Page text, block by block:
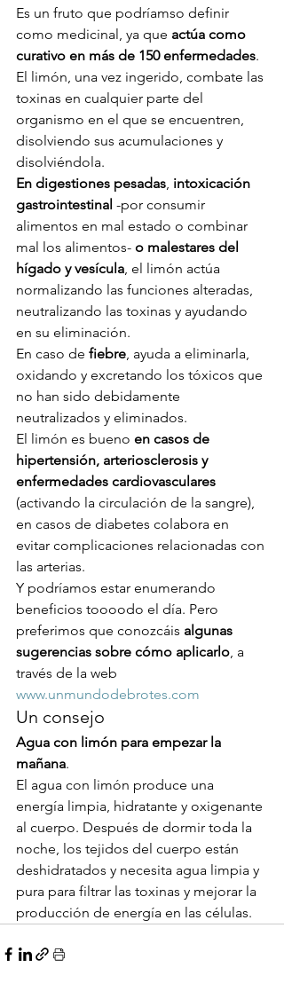
Es un fruto que podríamso definir
como medicinal, ya que actúa como
curativo en más de 150 enfermedades.
El limón, una vez ingerido, combate las
toxinas en cualquier parte del
organismo en el que se encuentren,
disolviendo sus acumulaciones y
disolviéndola.
En digestiones pesadas, intoxicación
gastrointestinal -por consumir
alimentos en mal estado o combinar
mal los alimentos- o malestares del
hígado y vesícula, el limón actúa
normalizando las funciones alteradas,
neutralizando las toxinas y ayudando
en su eliminación.
En caso de fiebre, ayuda a eliminarla,
oxidando y excretando los tóxicos que
no han sido debidamente
neutralizados y eliminados.
El limón es bueno en casos de
hipertensión, arteriosclerosis y
enfermedades cardiovasculares
(activando la circulación de la sangre),
en casos de diabetes colabora en
evitar complicaciones relacionadas con
las arterias.
Y podríamos estar enumerando
beneficios toooodo el día. Pero
preferimos que conozcáis algunas
sugerencias sobre cómo aplicarlo, a
través de la web
www.unmundodebrotes.com
Un consejo
Agua con limón para empezar la
mañana.
El agua con limón produce una
energía limpia, hidratante y oxigenante
al cuerpo. Después de dormir toda la
noche, los tejidos del cuerpo están
deshidratados y necesita agua limpia y
pura para filtrar las toxinas y mejorar la
producción de energía en las células.